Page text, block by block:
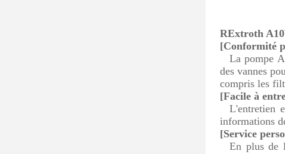
RExtroth
[Conformité
La pompe
des vannes
compris les
[Facile à
L'entretien
informations
[Service
En plus de